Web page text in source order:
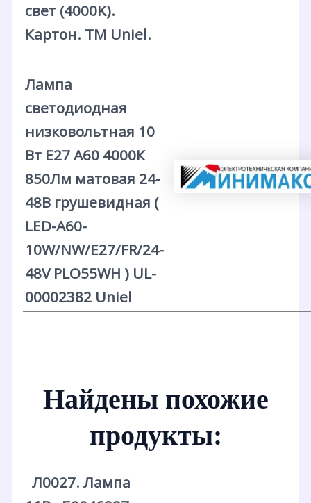
свет (4000K).
Картон. ТМ Uniel.
Лампа
светодиодная
низковольтная 10
Вт E27 A60 4000К
850Лм матовая 24-
48В грушевидная (
LED-A60-
10W/NW/E27/FR/24-
48V PLO55WH ) UL-
00002382 Uniel
Найдены похожие
продукты:
Л0027. Лампа